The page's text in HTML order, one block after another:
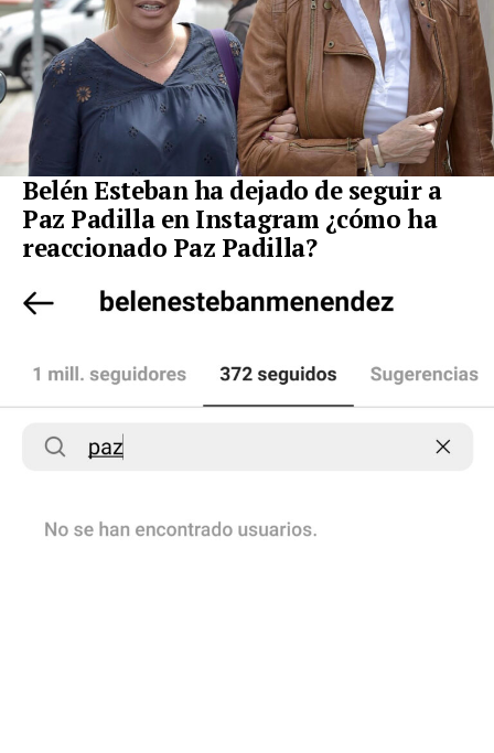
Belén Esteban ha dejado de seguir a
Paz Padilla en Instagram ¿cómo ha
reaccionado Paz Padilla?